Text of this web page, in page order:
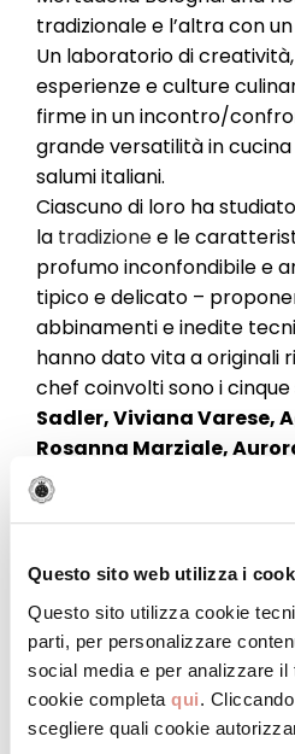
Questo sito web utilizza i
Questo sito utilizza cookie
parti, per personalizzare
social media e per analizzare il
cookie completa qui.
scegliere quali cookie
tradizionale e l’altra con
Un laboratorio di
esperienze e culture
firme in un incontro/
grande versatilità in
salumi italiani.
Ciascuno di loro ha
la tradizionee le
profumo inconfondibile e
tipico e delicato –
abbinamenti e inedite
hanno dato vita a originali
chef coinvolti sono i
Sadler, Viviana Varese,
Rosanna Marziale,
e
conduttore televisivo e web
bella ed emozionante
nella mia cucina della
chef stellati provenienti
appuntamento unico
stata la Mortadella
con Cucino in Rosa, oltre